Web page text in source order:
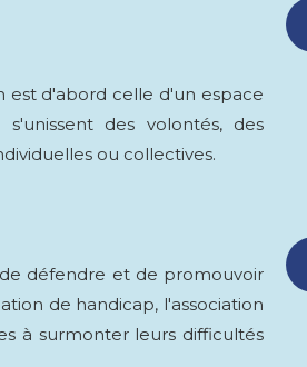
est d'abord celle d'un espace
des volontés, des
ou collectives.
défendre et de promouvoir
de handicap, l'association
à surmonter leurs difficultés